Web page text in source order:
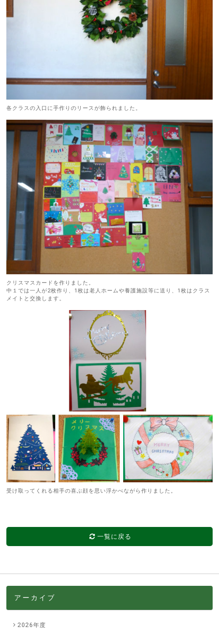
各クラスの入口に手作りのリースが飾られました。
クリスマスカードを作りました。
中１では一人が2枚作り、1枚は老人ホームや養護施設等に送り、1枚はクラス
メイトと交換します。
受け取ってくれる相手の喜ぶ顔を思い浮かべながら作りました。
一覧に戻る
アーカイブ
2026年度